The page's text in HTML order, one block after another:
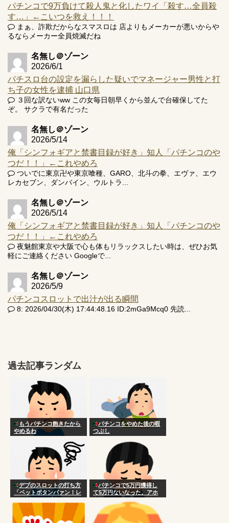
Powered by livedoor 相互RSS
パチンコで9万負けて殺人鬼と化したワイ「殺す…全員殺
す…」←こいつを救え！！！
まぁ、詐欺だからなスマスロは 店よりもメーカーが悪いからや
るならメーカー全員焼滅だね
名無し＠ゾーン
2026/6/1
パチスロ台の設定を漏らした疑いでマネージャー男性と打
ち子の女性を逮捕 山口県
３回な訳ないww この女毎日朝早くから並んで台確保してた
ぞ。 サクラで有名だった
名無し＠ゾーン
2026/5/14
俺「シンフォギアと禁書目録が好き」知人「パチンコのや
つだ！！」←これやめろ
ついでに東京卍や東京喰種、GARO、北斗の拳、エヴァ、エウ
レカセブン、ダンバイン、ウルトラ...
名無し＠ゾーン
2026/5/14
俺「シンフォギアと禁書目録が好き」知人「パチンコのや
つだ！！」←これやめろ
夜魅館東京や大阪で心も体もリラックスしたい時は、ぜひお気
軽にご連絡ください Googleで...
名無し＠ゾーン
2026/5/9
パチンコスロットで出汁が出る瞬間
8: 2026/04/30(木) 17:44:48.16 ID:2mGa9Mcq0 先読...
過去記事ランダム
もうパチンコ飽きたから
やめるわ
パチンコをやめた後の暇
つぶし
デブのスロットの打ち方
「ベットボタンバァン！レ
バーガァン！ボタンベシッ
ベシッベシッ！」
パチンコで5万円獲得し
て5万円ないなった。アホ
らし